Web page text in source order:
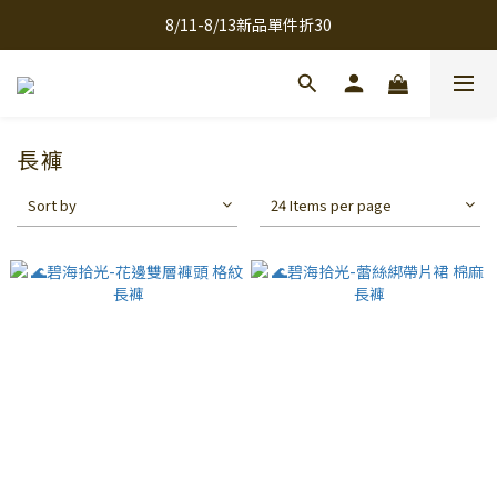
全館滿千免運
8/11-8/13新品單件折30
長褲
Sort by 24 Items per page